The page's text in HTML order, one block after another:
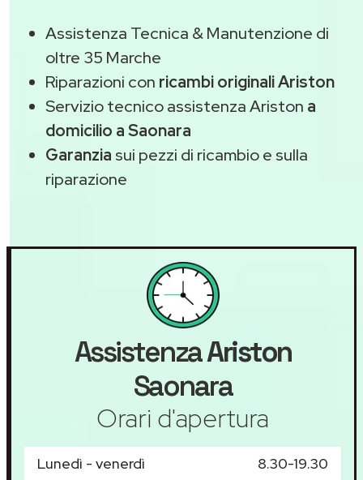
Assistenza Tecnica & Manutenzione di
oltre 35 Marche
Riparazioni con ricambi originali Ariston
Servizio tecnico assistenza Ariston a
domicilio a Saonara
Garanzia sui pezzi di ricambio e sulla
riparazione
AssistenzaAriston
Saonara
Orari d'apertura
Lunedì - venerdì
8.30-19.30